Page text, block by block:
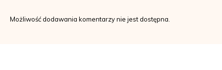
Możliwość dodawania komentarzy nie jest dostępna.